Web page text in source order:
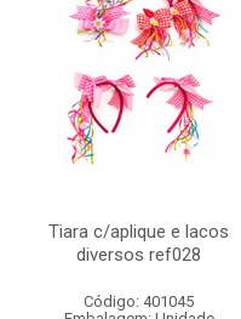
Tiara c/aplique e lacos
diversos ref028
Código: 401045